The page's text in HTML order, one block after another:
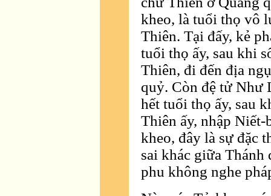
kheo, là tuổi thọ vô
Thiên. Tại đấy, kẻ
tuổi thọ ấy, sau khi
Thiên, đi đến địa
quỷ. Còn đệ tử Như
hết tuổi thọ ấy, sau
Thiên ấy, nhập
kheo, đây là sự đặc
sai khác giữa Thánh
phu không nghe